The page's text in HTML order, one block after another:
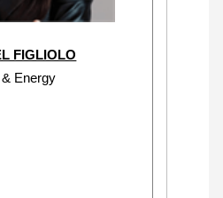
FIGLIOLO
Energy